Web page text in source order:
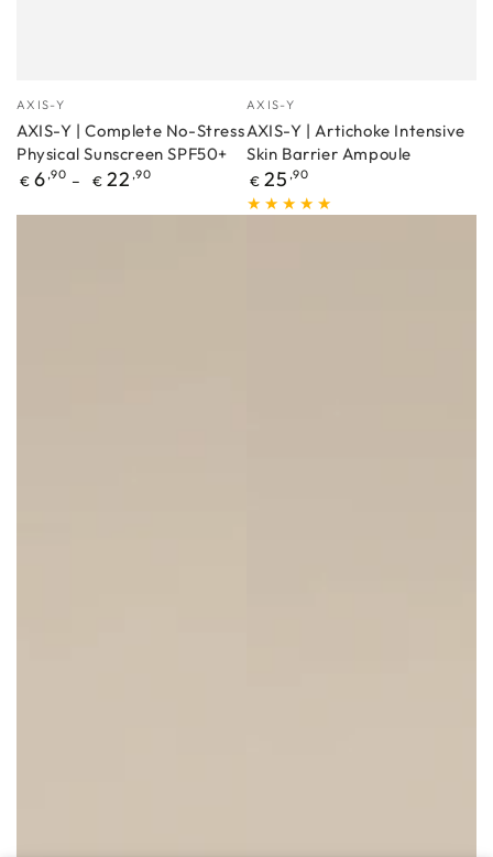
Proizvođać
AXIS-Y
AXIS-Y | Complete No-Stress
Physical Sunscreen SPF50+
Redovna
€ 6 ,90 € 22 ,90
Proizvođać
AXIS-Y
AXIS-Y | Artichoke Intensive
Skin Barrier Ampoule
Redovna
cijena
€ 25 ,90